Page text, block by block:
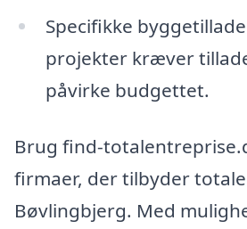
Specifikke
projekter kræver
påvirke budgettet.
Brug find-
firmaer, der tilbyder
Bøvlingbjerg. Med